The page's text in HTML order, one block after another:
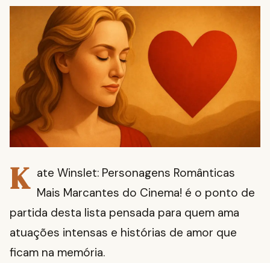
K ate Winslet: Personagens Românticas
Mais Marcantes do Cinema! é o ponto de
partida desta lista pensada para quem ama
atuações intensas e histórias de amor que
ficam na memória.